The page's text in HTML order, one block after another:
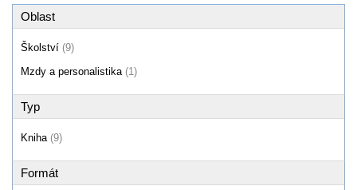
Oblast
Školství (9)
Mzdy a personalistika (1)
Typ
Kniha (9)
Formát